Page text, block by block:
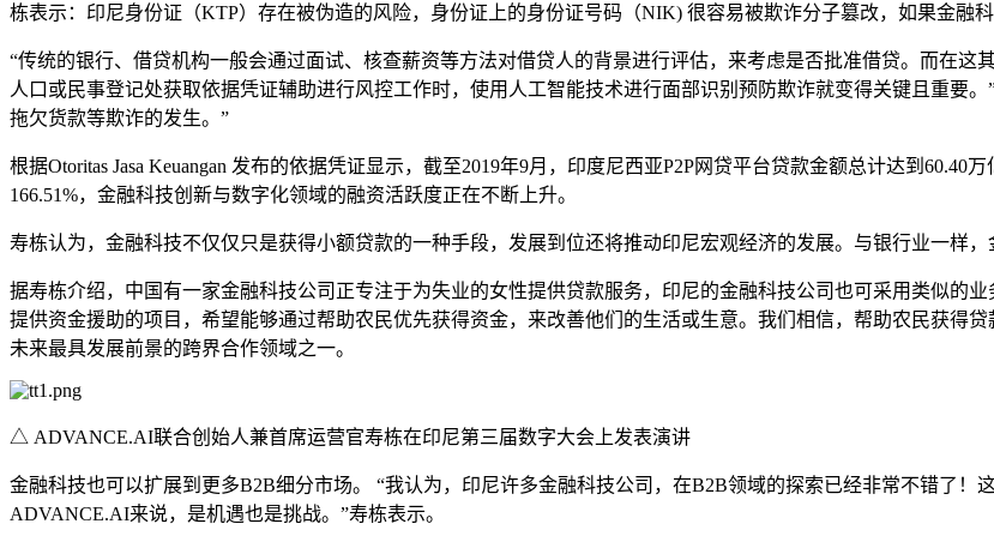
栋表示：印尼身份证（KTP）存在被伪造的风险，身份证上的身份证号码（NIK) 很容易被欺诈分子篡改，如果金融
“传统的银行、借贷机构一般会通过面试、核查薪资等方法对借贷人的背景进行评估，来考虑是否批准借贷。而在
人口或民事登记处获取依据凭证辅助进行风控工作时，使用人工智能技术进行面部识别预防欺诈就变得关键且重要
拖欠货款等欺诈的发生。”
根据Otoritas Jasa Keuangan 发布的依据凭证显示，截至2019年9月，印度尼西亚P2P网贷平台贷款金额总计达到
166.51%，金融科技创新与数字化领域的融资活跃度正在不断上升。
寿栋认为，金融科技不仅仅只是获得小额贷款的一种手段，发展到位还将推动印尼宏观经济的发展。与银行业一样，
据寿栋介绍，中国有一家金融科技公司正专注于为失业的女性提供贷款服务，印尼的金融科技公司也可采用类似的
提供资金援助的项目，希望能够通过帮助农民优先获得资金，来改善他们的生活或生意。我们相信，帮助农民获得
未来最具发展前景的跨界合作领域之一。
△ ADVANCE.AI联合创始人兼首席运营官寿栋在印尼第三届数字大会上发表演讲
金融科技也可以扩展到更多B2B细分市场。 “我认为，印尼许多金融科技公司，在B2B领域的探索已经非常不错了！
ADVANCE.AI来说，是机遇也是挑战。”寿栋表示。